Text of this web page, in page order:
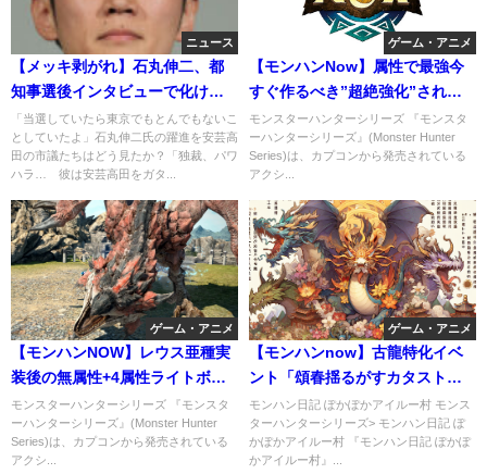
ニュース
【メッキ剥がれ】石丸伸二、都
知事選後インタビューで化けの
皮が剥がれる。国政は無理確定
「当選していたら東京でもとんでもないこ
としていたよ」石丸伸二氏の躍進を安芸高
田の市議たちはどう見たか？「独裁、パワ
ハラ… 彼は安芸高田をガタ...
ゲーム・アニメ
【モンハンNow】属性で最強今
すぐ作るべき”超絶強化”された
属性・装備がこちらです
モンスターハンターシリーズ 『モンスタ
ーハンターシリーズ』(Monster Hunter
Series)は、カプコンから発売されている
アクシ...
ゲーム・アニメ
【モンハンNOW】レウス亜種実
装後の無属性+4属性ライトボウ
ガン最強装備構成を解説
モンスターハンターシリーズ 『モンスタ
ーハンターシリーズ』(Monster Hunter
Series)は、カプコンから発売されている
アクシ...
ゲーム・アニメ
【モンハンnow】古龍特化イベ
ント「頌春揺るがすカタストロ
フ」内容発表！内容と注意点ま
とめ！
モンハン日記 ぽかぽかアイルー村 モンス
ターハンターシリーズ> モンハン日記 ぽ
かぽかアイルー村 『モンハン日記 ぽかぽ
かアイルー村』...